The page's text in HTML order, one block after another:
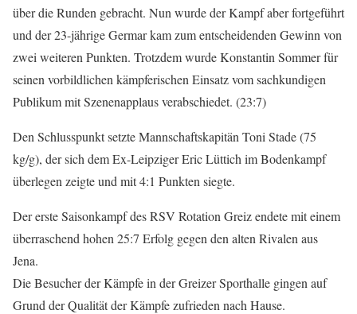
über die Runden gebracht. Nun wurde der Kampf aber fortgeführt
und der 23-jährige Germar kam zum entscheidenden Gewinn von
zwei weiteren Punkten. Trotzdem wurde Konstantin Sommer für
seinen vorbildlichen kämpferischen Einsatz vom sachkundigen
Publikum mit Szenenapplaus verabschiedet. (23:7)
Den Schlusspunkt setzte Mannschaftskapitän Toni Stade (75
kg/g), der sich dem Ex-Leipziger Eric Lüttich im Bodenkampf
überlegen zeigte und mit 4:1 Punkten siegte.
Der erste Saisonkampf des RSV Rotation Greiz endete mit einem
überraschend hohen 25:7 Erfolg gegen den alten Rivalen aus
Jena.
Die Besucher der Kämpfe in der Greizer Sporthalle gingen auf
Grund der Qualität der Kämpfe zufrieden nach Hause.